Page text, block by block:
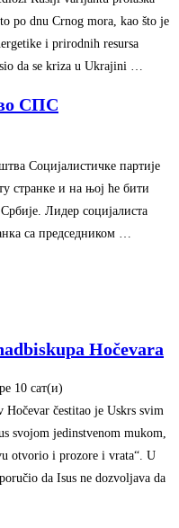
po dnu Crnog mora, kao što je
i prirodnih resursa
da se kriza u Ukrajini …
СПС
Социjалистичке партиjе
странке и на њоj ће бити
Лидер социjалиста
са председником …
Hočevara
10 сат(и)‎
Hočevar čestitao je Uskrs svim
svojom jedinstvenom mukom,
otvorio i prozore i vrata“. U
da Isus ne dozvoljava da